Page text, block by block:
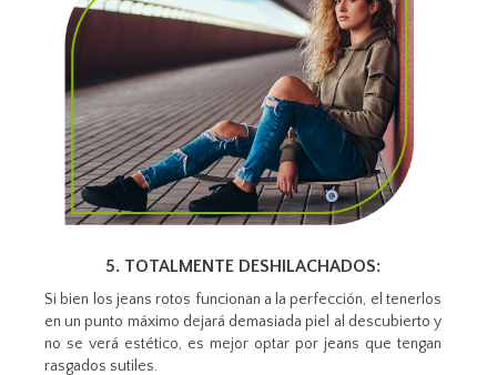
5. TOTALMENTE DESHILACHADOS:
Si bien los jeans rotos funcionan a la perfección, el tenerlos
en un punto máximo dejará demasiada piel al descubierto y
no se verá estético, es mejor optar por jeans que tengan
rasgados sutiles.